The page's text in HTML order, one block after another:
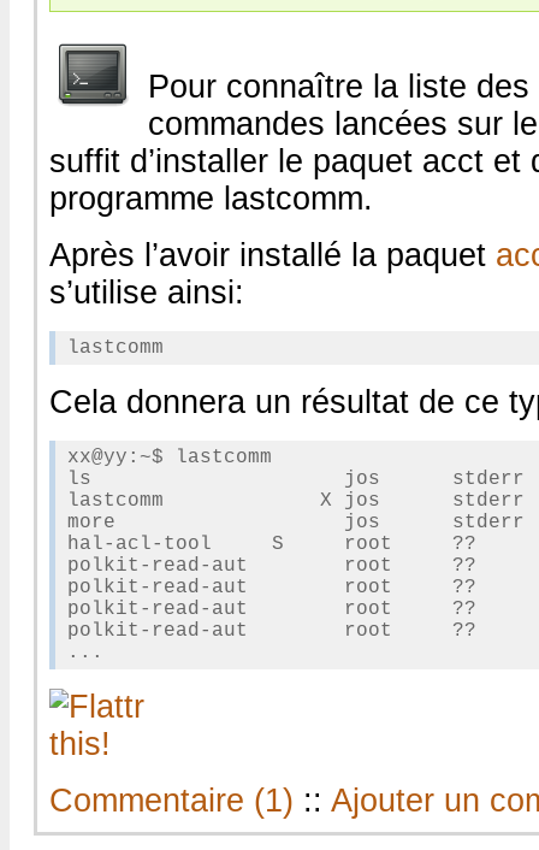
Pour connaître la liste des
commandes lancées sur
suffit d’installer le paquet acct et
programme lastcomm.
Après l’avoir installé la paquet
s’utilise ainsi:
Cela donnera un résultat de ce
xx@yy:~$ lastcomm
ls                     jos      stderr
lastcomm             X jos      stderr
more                   jos      stderr
hal-acl-tool     S     root     ??
polkit-read-aut        root     ??
polkit-read-aut        root     ??
polkit-read-aut        root     ??
polkit-read-aut        root     ??
Commentaire (1) :: Ajouter un